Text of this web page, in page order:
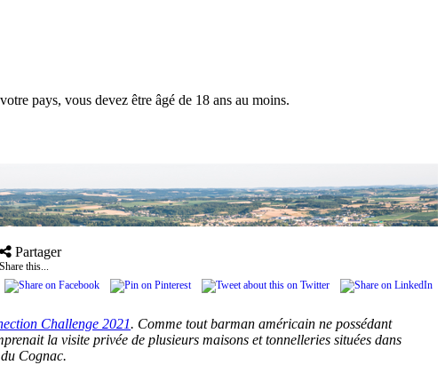
pays, vous devez être âgé de 18 ans au moins.
Partager
Share this...
Challenge 2021. Comme tout barman américain ne possédant
la visite privée de plusieurs maisons et tonnelleries situées dans
Cognac.